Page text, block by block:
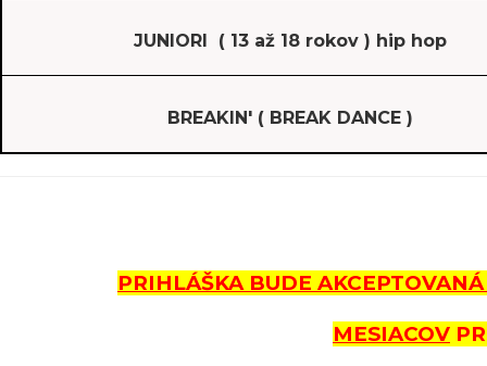
JUNIORI ( 13 až 18 rokov ) hip hop
BREAKIN' ( BREAK DANCE )
PRIHLÁŠKA BUDE
MESIACOV